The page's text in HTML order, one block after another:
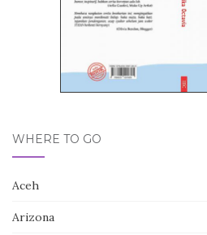
WHERE TO GO
Aceh
Arizona